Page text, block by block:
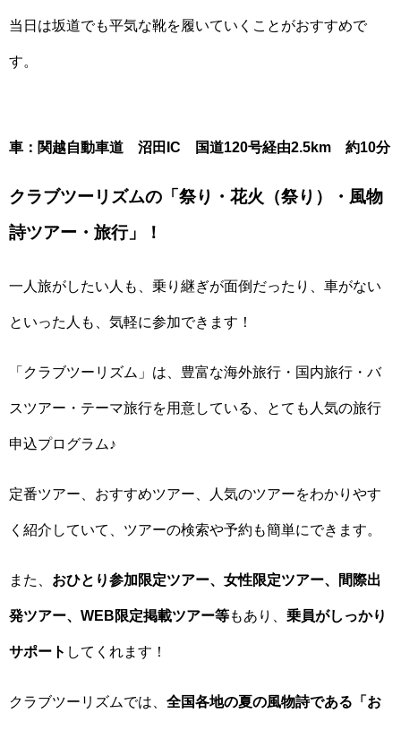
当日は坂道でも平気な靴を履いていくことがおすすめで
す。
車：関越自動車道 沼田IC 国道120号経由2.5km 約10分
クラブツーリズムの「祭り・花火（祭り）・風物
詩ツアー・旅行」！
一人旅がしたい人も、乗り継ぎが面倒だったり、車がない
といった人も、気軽に参加できます！
「クラブツーリズム」は、豊富な海外旅行・国内旅行・バ
スツアー・テーマ旅行を用意している、とても人気の旅行
申込プログラム♪
定番ツアー、おすすめツアー、人気のツアーをわかりやす
く紹介していて、ツアーの検索や予約も簡単にできます。
また、 おひとり参加限定ツアー、女性限定ツアー、間際出
発ツアー、WEB限定掲載ツアー等もあり、 乗員がしっかり
サポート してくれます！
クラブツーリズムでは、 全国各地の夏の風物詩である「お